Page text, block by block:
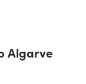
Algarve